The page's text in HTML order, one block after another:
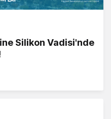
Silikon Vadisi'nde